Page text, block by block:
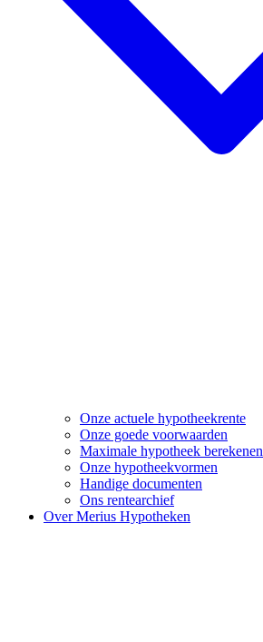
Onze actuele hypotheekrente
Onze goede voorwaarden
Maximale hypotheek berekenen
Onze hypotheekvormen
Handige documenten
Ons rentearchief
Over Merius Hypotheken